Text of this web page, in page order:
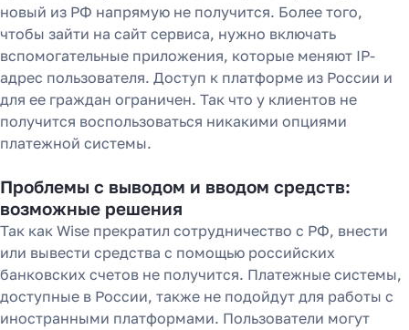
новый из РФ напрямую не получится. Более того,
чтобы зайти на сайт сервиса, нужно включать
вспомогательные приложения, которые меняют IP-
адрес пользователя. Доступ к платформе из России и
для ее граждан ограничен. Так что у клиентов не
получится воспользоваться никакими опциями
платежной системы.
Проблемы с выводом и вводом средств:
возможные решения
Так как Wise прекратил сотрудничество с РФ, внести
или вывести средства с помощью российских
банковских счетов не получится. Платежные системы,
доступные в России, также не подойдут для работы с
иностранными платформами. Пользователи могут
Как перевести деньги
за 2 часа вместо 120
Рассказали, почему банки
агентам в 2025 году
Узнать